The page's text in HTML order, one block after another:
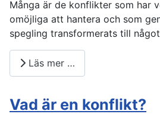
Många är de konflikter som har
omöjliga att hantera och som
spegling transformerats till
Läs mer …
Vad är en konflikt?